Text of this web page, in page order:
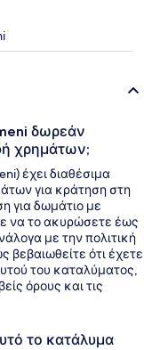
δωρεάν
χρημάτων;
έχει διαθέσιμα
για κράτηση στη
για δωμάτιο με
να το ακυρώσετε έως
με την πολιτική
ότι έχετε
του καταλύματος,
όρους και τις
το κατάλυμα